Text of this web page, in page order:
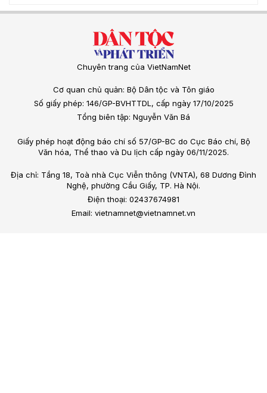
Chuyên trang của VietNamNet
Cơ quan chủ quản: Bộ Dân tộc và Tôn giáo
Số giấy phép: 146/GP-BVHTTDL, cấp ngày 17/10/2025
Tổng biên tập: Nguyễn Văn Bá
Giấy phép hoạt động báo chí số 57/GP-BC do Cục Báo chí, Bộ
Văn hóa, Thể thao và Du lịch cấp ngày 06/11/2025.
Địa chỉ: Tầng 18, Toà nhà Cục Viễn thông (VNTA), 68 Dương Đình
Nghệ, phường Cầu Giấy, TP. Hà Nội.
Điện thoại: 02437674981
Email: vietnamnet@vietnamnet.vn